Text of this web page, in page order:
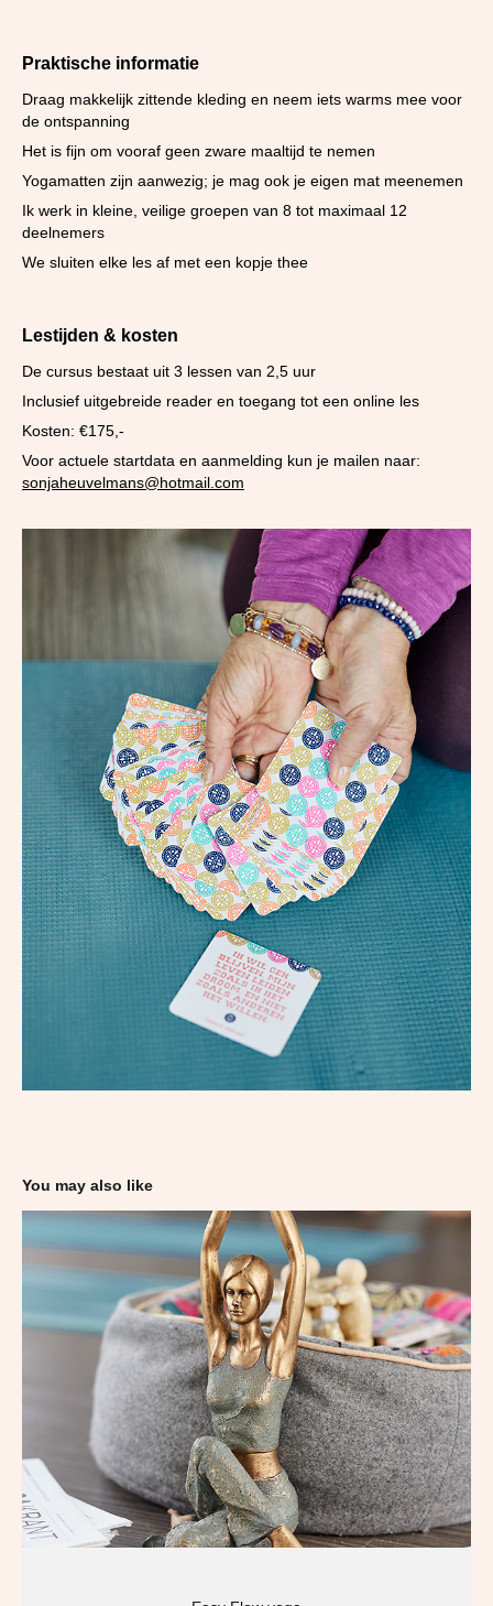
Praktische informatie
Draag makkelijk zittende kleding en neem iets warms mee voor
de ontspanning
Het is fijn om vooraf geen zware maaltijd te nemen
Yogamatten zijn aanwezig; je mag ook je eigen mat meenemen
Ik werk in kleine, veilige groepen van 8 tot maximaal 12
deelnemers
We sluiten elke les af met een kopje thee
Lestijden & kosten
De cursus bestaat uit 3 lessen van 2,5 uur
Inclusief uitgebreide reader en toegang tot een online les
Kosten: €175,-
Voor actuele startdata en aanmelding kun je mailen naar:
sonjaheuvelmans@hotmail.com
You may also like